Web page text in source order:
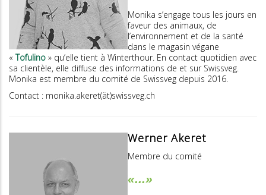
Monika s’engage tous les jours en
faveur des animaux, de
l’environnement et de la santé
dans le magasin végane
«Tofulino » qu’elle tient à Winterthour. En contact quotidien avec
sa clientèle, elle diffuse des informations de et sur Swissveg.
Monika est membre du comité de Swissveg depuis 2016.
Contact : monika.akeret(ät)swissveg.ch
Werner Akeret
Membre du comité
«...»